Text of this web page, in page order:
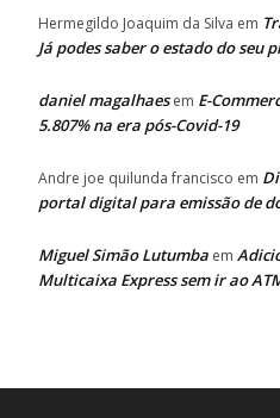
Hermegildo Joaquim da Silva em
Já podes saber o estado do seu
daniel magalhaesem E-
5.807% na era pós-Covid-19
Andre joe quilunda francisco em
portal digital para emissão de
Miguel Simão Lutumba em
Multicaixa Express sem ir ao